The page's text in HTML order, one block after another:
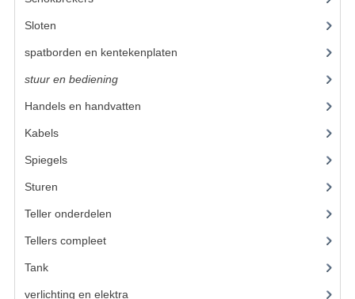
RICHTINGAANWIJZERS
VOORVORK ONDERDELEN
Sloten
spatborden en kentekenplaten
stuur en bediening(89)
Handels en handvatten
Kabels(25)
Spiegels(2)
Sturen
Teller onderdelen
Tellers compleet(4)
Tank(21)
verlichting en elektra